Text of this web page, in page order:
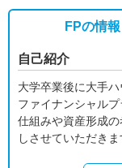
FPの情報
自己紹介
大学卒業後に大手
ファイナンシャル
仕組みや資産形成
しさせていただき